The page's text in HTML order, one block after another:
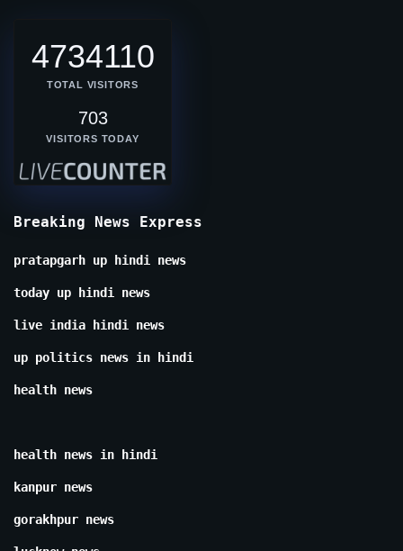
4734110
TOTAL VISITORS
703
VISITORS TODAY
Breaking News Express
pratapgarh up hindi news
today up hindi news
live india hindi news
up politics news in hindi
health news
health news in hindi
kanpur news
gorakhpur news